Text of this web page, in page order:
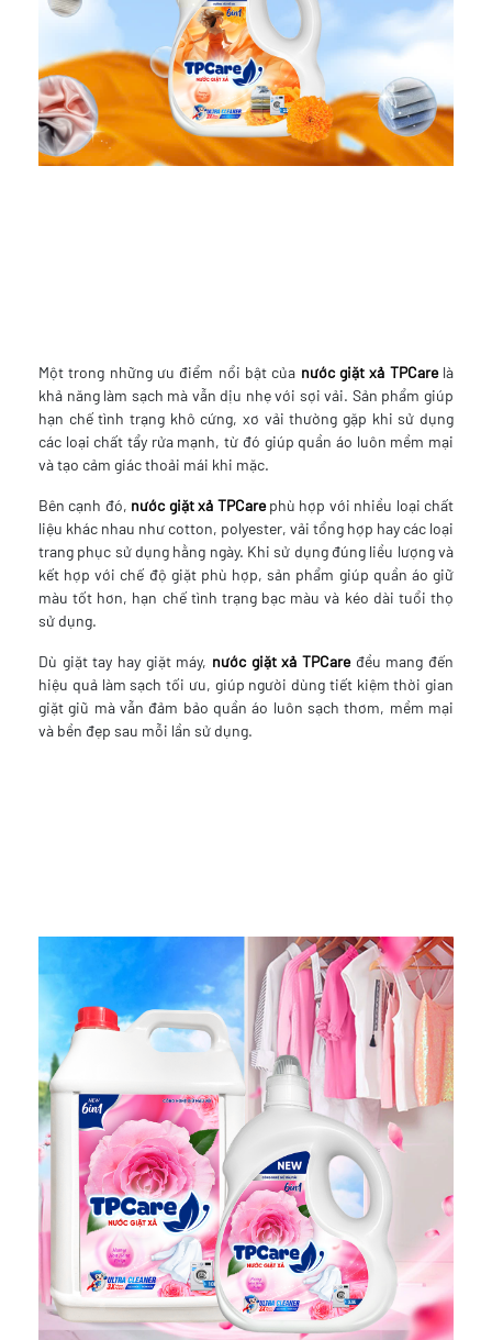
Một trong những ưu điểm nổi bật của nước giặt xả TPCarelà
khả năng làm sạch mà vẫn dịu nhẹ với sợi vải. Sản phẩm giúp
hạn chế tình trạng khô cứng, xơ vải thường gặp khi sử dụng
các loại chất tẩy rửa mạnh, từ đó giúp quần áo luôn mềm mại
và tạo cảm giác thoải mái khi mặc.
Bên cạnh đó, nước giặt xả TPCarephù hợp với nhiều loại chất
liệu khác nhau như cotton, polyester, vải tổng hợp hay các loại
trang phục sử dụng hằng ngày. Khi sử dụng đúng liều lượng và
kết hợp với chế độ giặt phù hợp, sản phẩm giúp quần áo giữ
màu tốt hơn, hạn chế tình trạng bạc màu và kéo dài tuổi thọ
sử dụng.
Dù giặt tay hay giặt máy, nước giặt xả TPCaređều mang đến
hiệu quả làm sạch tối ưu, giúp người dùng tiết kiệm thời gian
giặt giũ mà vẫn đảm bảo quần áo luôn sạch thơm, mềm mại
và bền đẹp sau mỗi lần sử dụng.